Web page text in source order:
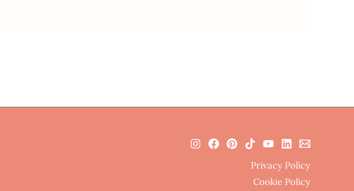
Privacy Policy
Cookie Policy